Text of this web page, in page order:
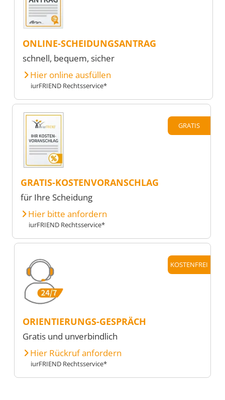
ONLINE-SCHEIDUNGSANTRAG
schnell, bequem, sicher
Hier online ausfüllen
iurFRIEND Rechtsservice*
GRATIS
GRATIS-KOSTENVORANSCHLAG
für Ihre Scheidung
Hier bitte anfordern
iurFRIEND Rechtsservice*
KOSTENFREI
ORIENTIERUNGS-GESPRÄCH
Gratis und unverbindlich
Hier Rückruf anfordern
iurFRIEND Rechtsservice*